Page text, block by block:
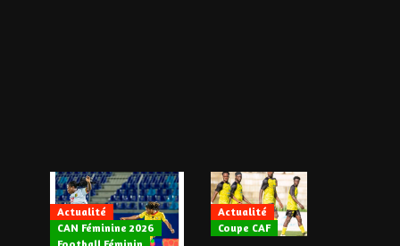
Actualité
CAN Féminine 2026
Actualité
Coupe CAF